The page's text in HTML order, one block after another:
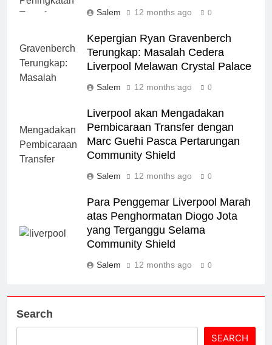
Salem 12 months ago 0
Kepergian Ryan Gravenberch
Terungkap: Masalah Cedera
Liverpool Melawan Crystal Palace
Salem 12 months ago 0
Liverpool akan Mengadakan
Pembicaraan Transfer dengan
Marc Guehi Pasca Pertarungan
Community Shield
Salem 12 months ago 0
Para Penggemar Liverpool Marah
atas Penghormatan Diogo Jota
yang Terganggu Selama
Community Shield
Salem 12 months ago 0
Search
SEARCH